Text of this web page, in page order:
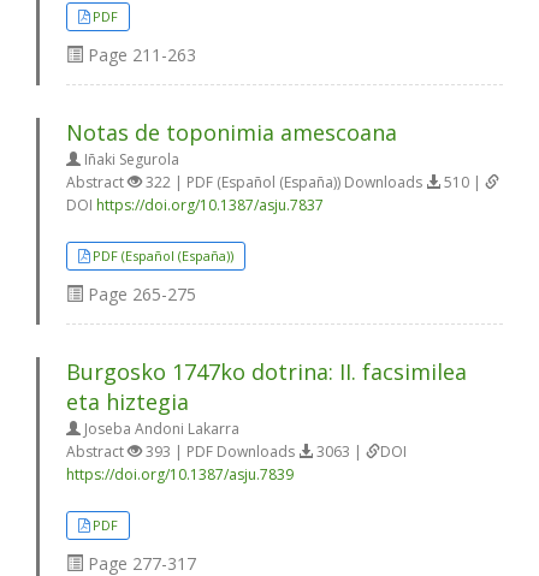
PDF
Page 211-263
Notas de toponimia amescoana
Iñaki Segurola
Abstract
322 | PDF (Español (España)) Downloads
510 |
DOI https://doi.org/10.1387/asju.7837
PDF (Español (España))
Page 265-275
Burgosko 1747ko dotrina: II. facsimilea
eta hiztegia
Joseba Andoni Lakarra
Abstract
393 | PDF Downloads 3063 |
DOI
https://doi.org/10.1387/asju.7839
PDF
Page 277-317